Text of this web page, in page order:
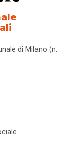
di Milano (n.